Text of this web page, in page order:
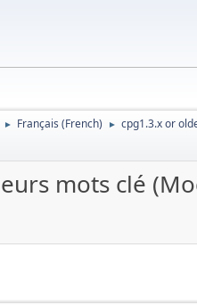
► Français (French) ► cpg1.3.x or
mots clé